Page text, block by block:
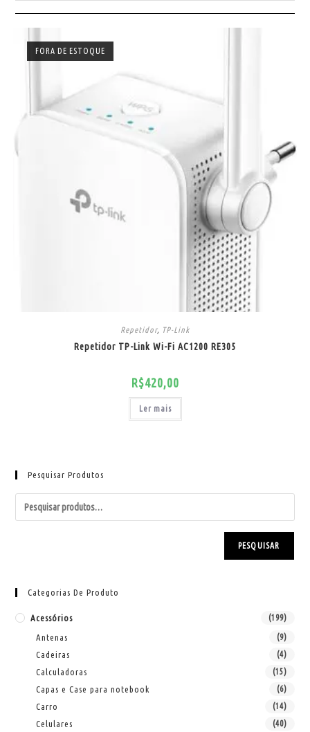
FORA DE ESTOQUE
Repetidor, TP-Link
Repetidor TP-Link Wi-Fi AC1200 RE305
R$420,00
Ler mais
Pesquisar Produtos
PESQUISAR
Categorias De Produto
Acessórios (199)
Antenas (9)
Cadeiras (4)
Calculadoras (15)
Capas e Case para notebook (6)
Carro (14)
Celulares (40)